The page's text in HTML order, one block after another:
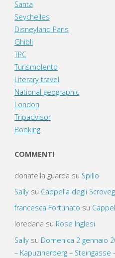
Santa
Seychelles
Disneyland Paris
Ghibli
TPC
Turismolento
Literary travel
National geographic
London
Tripadvisor
Booking
COMMENTI
donatella guarda su Spillo
Sallysu Cappella degli
francesca Fortunato su
loredana su Rose Inglesi
Sallysu Domenica 2 gennaio
– Kapuzinerberg – Steingasse